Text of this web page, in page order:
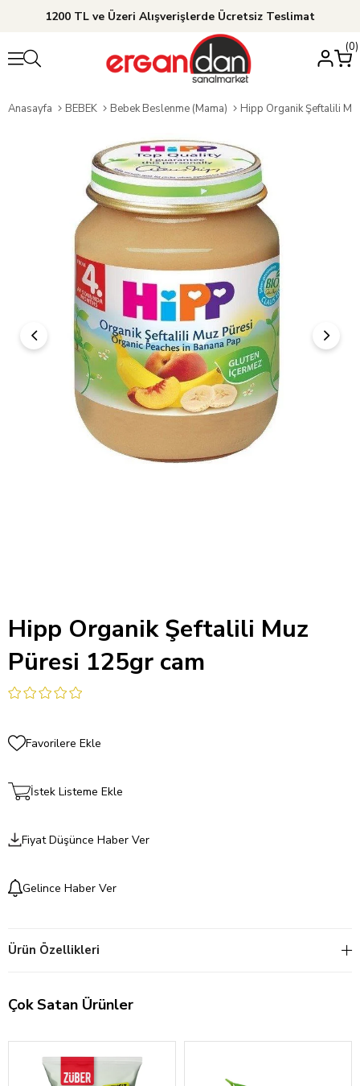
1200 TL ve Üzeri Alışverişlerde Ücretsiz Teslimat
0
Anasayfa BEBEK Bebek Beslenme (Mama) Hipp Organik Şeftalili
Hipp Organik Şeftalili Muz
Püresi 125gr cam
Favorilere Ekle
İstek Listeme Ekle
Fiyat Düşünce Haber Ver
Gelince Haber Ver
Ürün Özellikleri
Çok Satan Ürünler